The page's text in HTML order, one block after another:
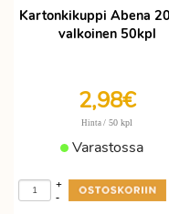
Kartonkikuppi Abena
valkoinen 50kpl
2,98€
Hinta / 50 kpl
Varastossa
-
+